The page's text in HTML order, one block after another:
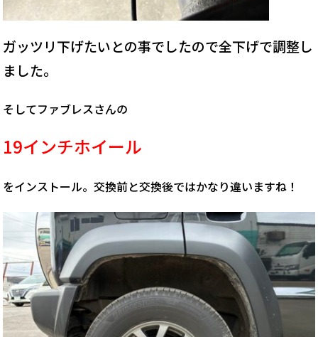
ガッツリ下げたいとの事でしたので全下げで調整し
ました。
そしてファブレスさんの
19インチホイール
をインストール。交換前と交換後ではかなり違いますね！